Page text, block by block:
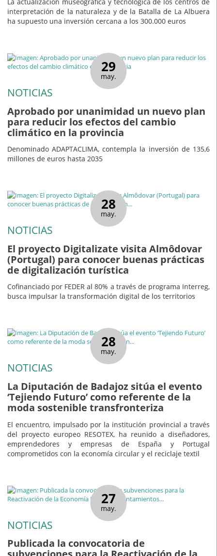
interpretación de la naturaleza y de la Batalla de La Albuera
ha supuesto una inversión cercana a los 300.000 euros
29
may.
NOTICIAS
Aprobado por unanimidad un nuevo plan
para reducir los efectos del cambio
climático en la provincia
Denominado ADAPTACLIMA, contempla la inversión de 135,6
millones de euros hasta 2035
28
may.
NOTICIAS
El proyecto Digitalizate visita Almôdovar
(Portugal) para conocer buenas prácticas
de digitalización turística
Cofinanciado por FEDER al 80% a través de programa Interreg,
busca impulsar la transformación digital de los territorios
28
may.
NOTICIAS
La Diputación de Badajoz sitúa el evento
‘Tejiendo Futuro’ como referente de la
moda sostenible transfronteriza
El encuentro, impulsado por la institución provincial a través
del proyecto europeo RESOTEX, ha reunido a diseñadores,
emprendedores y empresas de España y Portugal
comprometidos con la economía circular y el reciclaje textil
27
may.
NOTICIAS
Publicada la convocatoria de